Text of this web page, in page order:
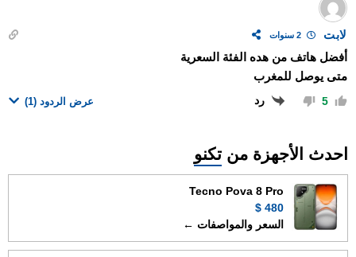
لابت 2 سنوات
أفضل هاتف من هده الفئة السعرية
متى يوصل للمغرب
5 رد عرض الردود (1)
احدث الأجهزة من تكنو
Tecno Pova 8 Pro
480 $
السعر والمواصفات ←